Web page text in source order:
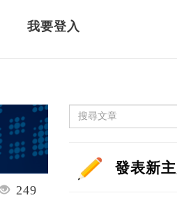
我要登入
249
發表新